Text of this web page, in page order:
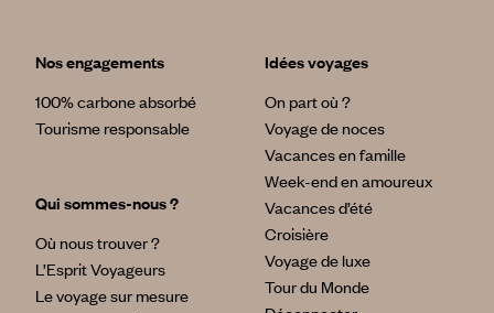
Nos engagements
100% carbone absorbé
Tourisme responsable
Qui sommes-nous ?
Où nous trouver ?
L’Esprit Voyageurs
Le voyage sur mesure
Idées voyages
On part où ?
Voyage de noces
Vacances en famille
Week-end en amoureux
Vacances d’été
Croisière
Voyage de luxe
Tour du Monde